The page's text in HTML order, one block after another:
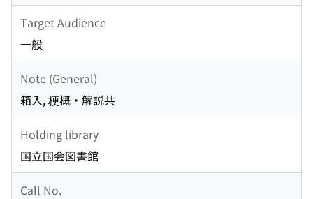
Target Audience
一般
Note (General)
箱入, 梗概・解説共
Holding library
国立国会図書館
Call No.